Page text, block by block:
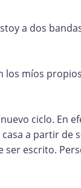
a dos
los míos
ciclo. En
a partir de
ser escrito.